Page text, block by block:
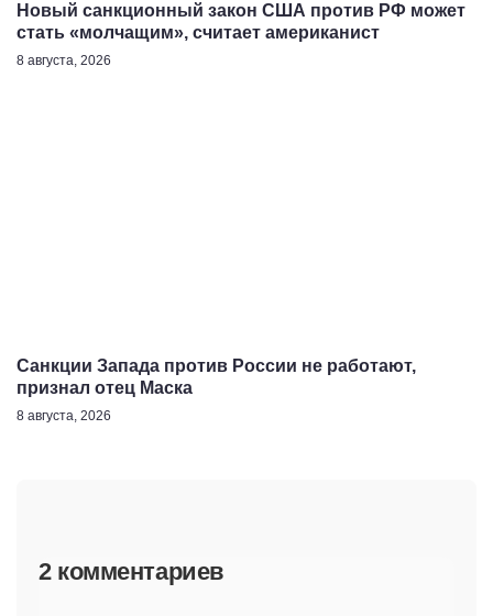
Новый санкционный закон США против РФ может
стать «молчащим», считает американист
8 августа, 2026
Санкции Запада против России не работают,
признал отец Маска
8 августа, 2026
2 комментариев